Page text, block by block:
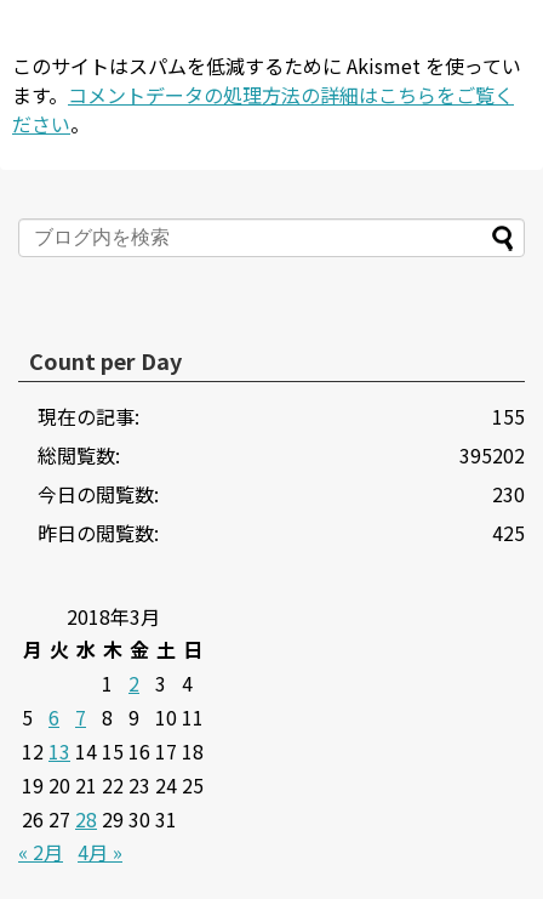
このサイトはスパムを低減するために Akismet を使ってい
ます。 コメントデータの処理方法の詳細はこちらをご覧く
ださい。
Count per Day
155
現在の記事:
395202
総閲覧数:
230
今日の閲覧数:
425
昨日の閲覧数:
2018年3月
月 火 水 木 金 土 日
1
2 3 4
5 6 7 8 9 10 11
12 13 14 15 16 17 18
19 20 21 22 23 24 25
26 27 28 293031
« 2月 4月 »